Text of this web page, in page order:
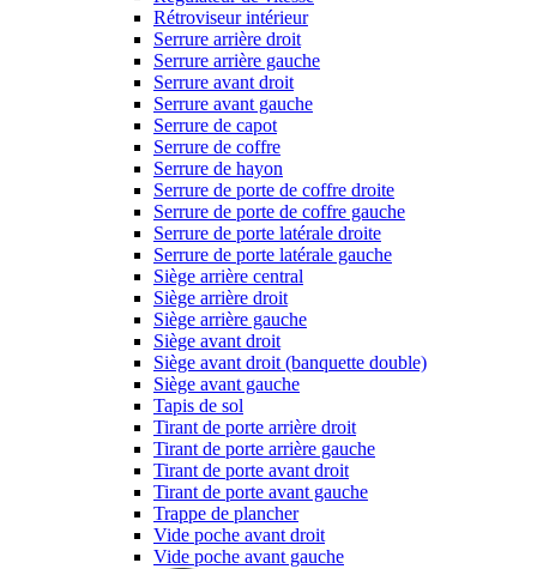
Rétroviseur intérieur
Serrure arrière droit
Serrure arrière gauche
Serrure avant droit
Serrure avant gauche
Serrure de capot
Serrure de coffre
Serrure de hayon
Serrure de porte de coffre droite
Serrure de porte de coffre gauche
Serrure de porte latérale droite
Serrure de porte latérale gauche
Siège arrière central
Siège arrière droit
Siège arrière gauche
Siège avant droit
Siège avant droit (banquette double)
Siège avant gauche
Tapis de sol
Tirant de porte arrière droit
Tirant de porte arrière gauche
Tirant de porte avant droit
Tirant de porte avant gauche
Trappe de plancher
Vide poche avant droit
Vide poche avant gauche